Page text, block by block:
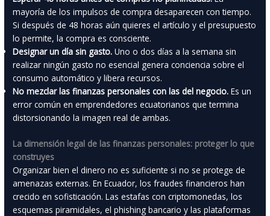
mayoría de los impulsos de compra desaparecen con tiempo.
Si después de 48 horas aún quieres el artículo y el presupuesto
lo permite, la compra es consciente.
Designar un día sin gasto. Uno o dos días a la semana sin
realizar ningún gasto no esencial genera conciencia sobre el
consumo automático y libera recursos.
No mezclar las finanzas personales con las del negocio. Es un
error común en emprendedores ecuatorianos que termina
distorsionando la imagen real de ambas.
La dimensión legal de las finanzas personales: proteger lo que
construyes
Organizar bien el dinero no es suficiente si no se protege de
amenazas externas. En Ecuador, los fraudes financieros han
crecido en sofisticación. Las estafas con criptomonedas, los
esquemas piramidales, el phishing bancario y las plataformas